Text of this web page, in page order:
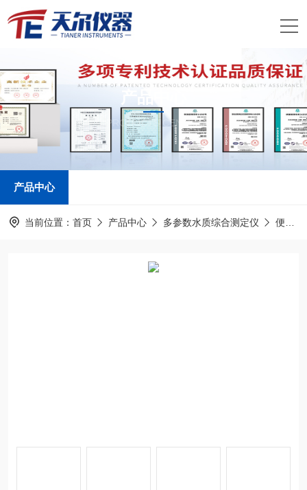
产品中心
PRODUCTS CENTER
产品中心
当前位置： 首页 产品中心 多参数水质综合测定仪 便携式多参数水质检测仪